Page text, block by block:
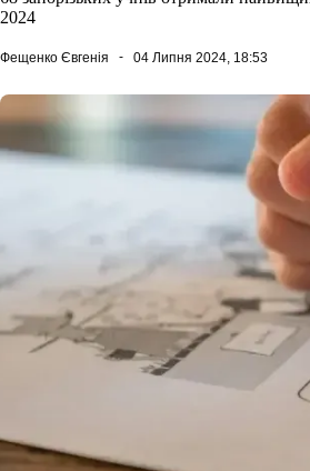
2024
Фещенко Євгенія 04 Липня 2024, 18:53